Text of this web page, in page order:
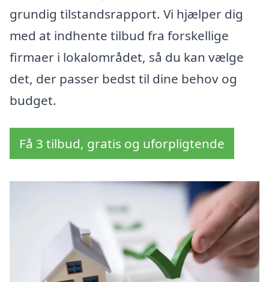
grundig tilstandsrapport. Vi hjælper dig
med at indhente tilbud fra forskellige
firmaer i lokalområdet, så du kan vælge
det, der passer bedst til dine behov og
budget.
Få 3 tilbud, gratis og uforpligtende